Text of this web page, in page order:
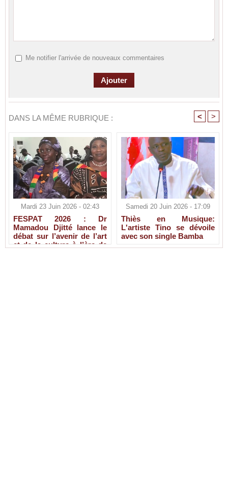
Me notifier l'arrivée de nouveaux commentaires
DANS LA MÊME RUBRIQUE : < >
Mardi 23 Juin 2026 - 02:43
FESPAT 2026 : Dr
Mamadou Djitté lance le
débat sur l’avenir de l’art
et de la culture à l’ère de
Samedi 20 Juin 2026 - 17:09
Thiès en Musique:
L'artiste Tino se dévoile
avec son single Bamba